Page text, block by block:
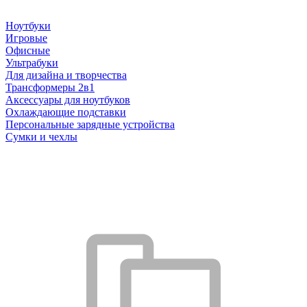
Ноутбуки
Игровые
Офисные
Ультрабуки
Для дизайна и творчества
Трансформеры 2в1
Аксессуары для ноутбуков
Охлаждающие подставки
Персональные зарядные устройства
Сумки и чехлы